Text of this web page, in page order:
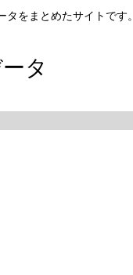
をまとめたサイトです。
タ